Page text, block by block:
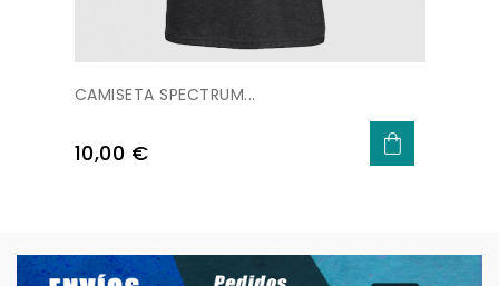
CAMISETA SPECTRUM...
Precio
10,00 €